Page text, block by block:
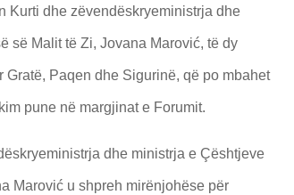
Kurti dhe zëvendëskryeministrja dhe
së Malit të Zi, Jovana Marović, të dy
Paqen dhe Sigurinë, që po mbahet
pune në margjinat e Forumit.
dhe ministrja e Çështjeve
Marović u shpreh mirënjohëse për